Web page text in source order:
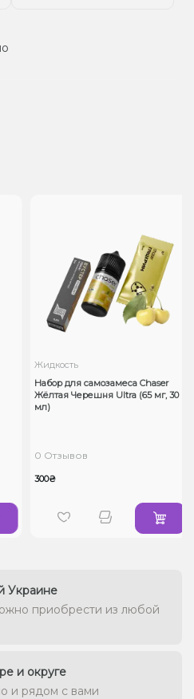
Жидкость
Набор для самозамеса Chaser
Жёлтая Черешня Ultra (65 мг, 30
мл)
0 Отзывов
300₴
Украине
приобрести из любой
и округе
и рядом с вами